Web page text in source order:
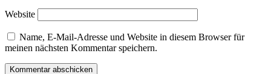
Website
Name, E-Mail-Adresse und Website in diesem Browser für
meinen nächsten Kommentar speichern.